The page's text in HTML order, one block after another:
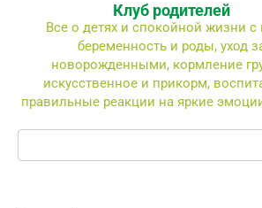
Клуб родителей
Все о детях и спокойной жизни с
беременность и роды, уход
новорожденными, кормление
искусственное и прикорм,
правильные реакции на яркие
Поиск: